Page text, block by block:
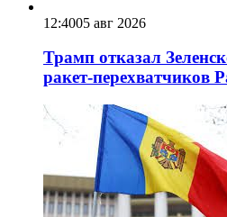
12:4005 авг 2026
Трамп отказал
ракет-перехватчиков